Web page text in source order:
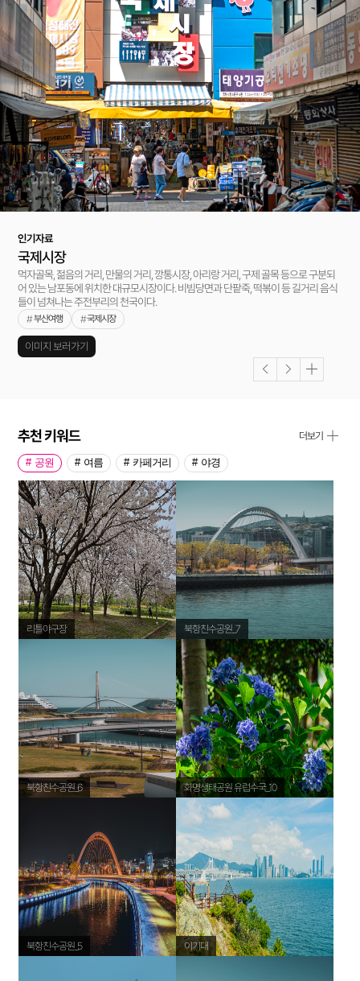
인기자료
국제시장
먹자골목, 젊음의 거리, 만물의 거리, 깡통시장, 아리랑 거리, 구제 골목 등으로 구분되
어 있는 남포동에 위치한 대규모시장이다. 비빔당면과 단팥죽, 떡볶이 등 길거리 음식
들이 넘쳐나는 주전부리의 천국이다.
부산여행 국제시장
이미지 보러가기
추천 키워드 더보기
공원 여름 카페거리 야경
리틀야구장 북항친수공원_7
북항친수공원_6 화명생태공원 유럽수국_10
북항친수공원_5 이기대